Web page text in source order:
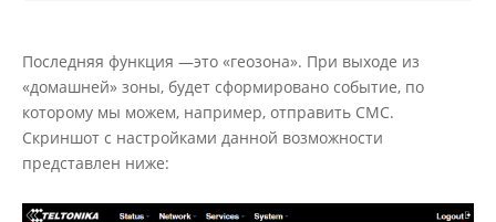
Последняя функция —это «геозона». При выходе из
«домашней» зоны, будет сформировано событие, по
которому мы можем, например, отправить СМС.
Скриншот с настройками данной возможности
представлен ниже: